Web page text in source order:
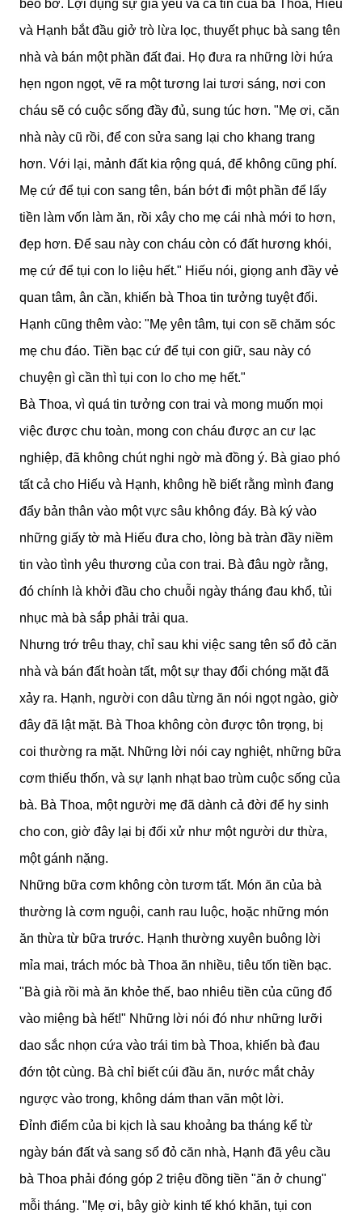
béo bở. Lợi dụng sự già yếu và cả tin của bà Thoa, Hiếu
và Hạnh bắt đầu giở trò lừa lọc, thuyết phục bà sang tên
nhà và bán một phần đất đai. Họ đưa ra những lời hứa
hẹn ngon ngọt, vẽ ra một tương lai tươi sáng, nơi con
cháu sẽ có cuộc sống đầy đủ, sung túc hơn. "Mẹ ơi, căn
nhà này cũ rồi, để con sửa sang lại cho khang trang
hơn. Với lại, mảnh đất kia rộng quá, để không cũng phí.
Mẹ cứ để tụi con sang tên, bán bớt đi một phần để lấy
tiền làm vốn làm ăn, rồi xây cho mẹ cái nhà mới to hơn,
đẹp hơn. Để sau này con cháu còn có đất hương khói,
mẹ cứ để tụi con lo liệu hết." Hiếu nói, giọng anh đầy vẻ
quan tâm, ân cần, khiến bà Thoa tin tưởng tuyệt đối.
Hạnh cũng thêm vào: "Mẹ yên tâm, tụi con sẽ chăm sóc
mẹ chu đáo. Tiền bạc cứ để tụi con giữ, sau này có
chuyện gì cần thì tụi con lo cho mẹ hết."
Bà Thoa, vì quá tin tưởng con trai và mong muốn mọi
việc được chu toàn, mong con cháu được an cư lạc
nghiệp, đã không chút nghi ngờ mà đồng ý. Bà giao phó
tất cả cho Hiếu và Hạnh, không hề biết rằng mình đang
đẩy bản thân vào một vực sâu không đáy. Bà ký vào
những giấy tờ mà Hiếu đưa cho, lòng bà tràn đầy niềm
tin vào tình yêu thương của con trai. Bà đâu ngờ rằng,
đó chính là khởi đầu cho chuỗi ngày tháng đau khổ, tủi
nhục mà bà sắp phải trải qua.
Nhưng trớ trêu thay, chỉ sau khi việc sang tên sổ đỏ căn
nhà và bán đất hoàn tất, một sự thay đổi chóng mặt đã
xảy ra. Hạnh, người con dâu từng ăn nói ngọt ngào, giờ
đây đã lật mặt. Bà Thoa không còn được tôn trọng, bị
coi thường ra mặt. Những lời nói cay nghiệt, những bữa
cơm thiếu thốn, và sự lạnh nhạt bao trùm cuộc sống của
bà. Bà Thoa, một người mẹ đã dành cả đời để hy sinh
cho con, giờ đây lại bị đối xử như một người dư thừa,
một gánh nặng.
Những bữa cơm không còn tươm tất. Món ăn của bà
thường là cơm nguội, canh rau luộc, hoặc những món
ăn thừa từ bữa trước. Hạnh thường xuyên buông lời
mỉa mai, trách móc bà Thoa ăn nhiều, tiêu tốn tiền bạc.
"Bà già rồi mà ăn khỏe thế, bao nhiêu tiền của cũng đổ
vào miệng bà hết!" Những lời nói đó như những lưỡi
dao sắc nhọn cứa vào trái tim bà Thoa, khiến bà đau
đớn tột cùng. Bà chỉ biết cúi đầu ăn, nước mắt chảy
ngược vào trong, không dám than vãn một lời.
Đỉnh điểm của bi kịch là sau khoảng ba tháng kể từ
ngày bán đất và sang sổ đỏ căn nhà, Hạnh đã yêu cầu
bà Thoa phải đóng góp 2 triệu đồng tiền "ăn ở chung"
mỗi tháng. "Mẹ ơi, bây giờ kinh tế khó khăn, tụi con